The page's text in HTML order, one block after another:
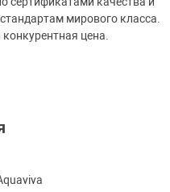
мирового класса.
цена.